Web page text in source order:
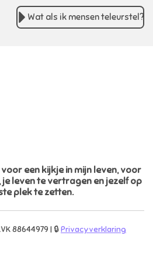
Wat als ik mensen teleurstel?
een kijkje in mijn leven, voor
leven te vertragen en jezelf op
plek te zetten.
88644979 | 🔒Privacyverklaring